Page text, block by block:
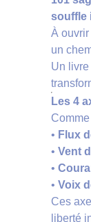
souffle
À
un
Un livre
Les 4
• Flux
• Vent
•
• Voix
Ces
liberté